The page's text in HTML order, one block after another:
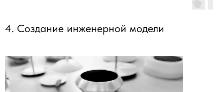
4. Создание инженерной модели